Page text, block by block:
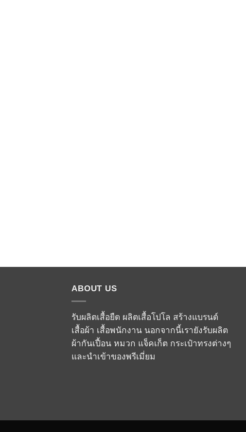
ABOUT US
รับผลิตเสื้อยืด ผลิตเสื้อโปโล สร้างแบรนด์
เสื้อผ้า เสื้อพนักงาน นอกจากนี้เรายังรับผลิต
ผ้ากันเปื้อน หมวก แจ็คเก็ต กระเป๋าทรงต่างๆ
และนำเข้าของพรีเมี่ยม